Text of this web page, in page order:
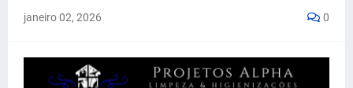
janeiro 02, 2026 0